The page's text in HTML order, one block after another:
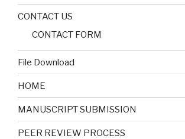
CONTACT US
CONTACT FORM
File Download
HOME
MANUSCRIPT SUBMISSION
PEER REVIEW PROCESS